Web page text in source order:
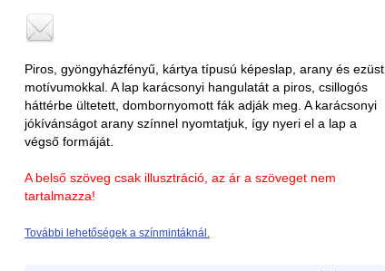
Piros, gyöngyházfényű, kártya típusú képeslap, arany és ezüst
motívumokkal. A lap karácsonyi hangulatát a piros, csillogós
háttérbe ültetett, dombornyomott fák adják meg. A karácsonyi
jókívánságot arany színnel nyomtatjuk, így nyeri el a lap a
végső formáját.
A belső szöveg csak illusztráció, az ár a szöveget nem
tartalmazza!
További lehetőségek a színmintáknál.